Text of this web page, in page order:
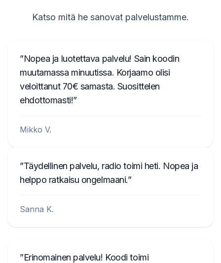
Katso mitä he sanovat palvelustamme.
Nopea ja luotettava palvelu! Sain koodin
muutamassa minuutissa. Korjaamo olisi
veloittanut 70€ samasta. Suosittelen
ehdottomasti!
Mikko V.
Täydellinen palvelu, radio toimi heti. Nopea ja
helppo ratkaisu ongelmaani.
Sanna K.
Erinomainen palvelu! Koodi toimi